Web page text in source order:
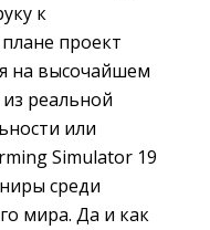
к
проект
на высочайшем
реальной
или
Simulator 19
среди
мира. Да и как